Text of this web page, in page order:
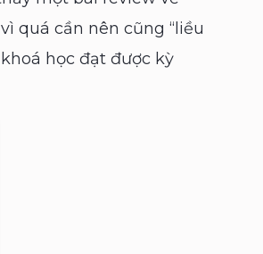
quá cần nên cũng “liều
học đạt được kỳ